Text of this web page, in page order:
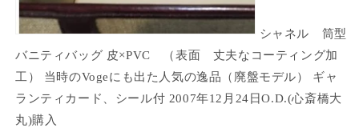
シャネル 筒型
バニティバッグ 皮×PVC （表面 丈夫なコーティング加
工） 当時のVogeにも出た人気の逸品（廃盤モデル） ギャ
ランティカード、シール付 2007年12月24日O.D.(心斎橋大
丸)購入